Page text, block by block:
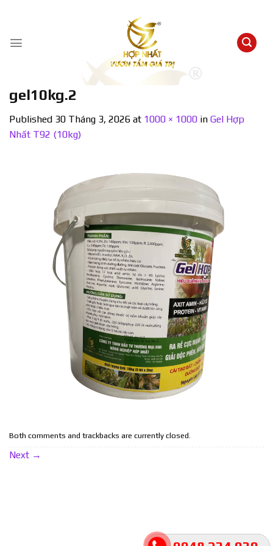
content
gel10kg.2
Published 30 Tháng 3, 2026 at 1000 × 1000 in Gel Hợp
Nhất T92 (10kg)
Both comments and trackbacks are currently closed.
Next →